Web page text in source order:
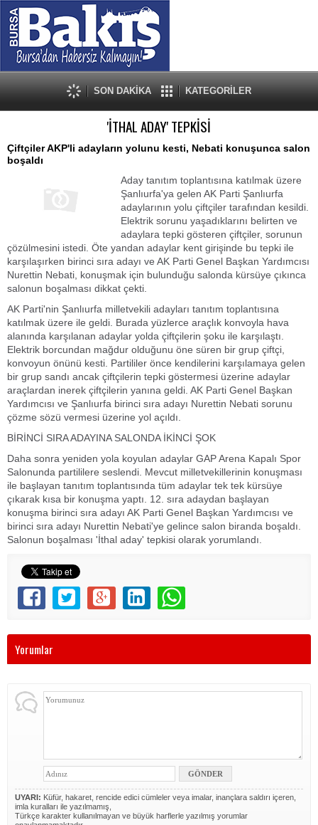
SON DAKİKA KATEGORİLER
'İTHAL ADAY' TEPKİSİ
Çiftçiler AKP'li adayların yolunu kesti, Nebati konuşunca salon
boşaldı
Aday tanıtım toplantısına katılmak üzere
Şanlıurfa'ya gelen AK Parti Şanlıurfa
adaylarının yolu çiftçiler tarafından kesildi.
Elektrik sorunu yaşadıklarını belirten ve
adaylara tepki gösteren çiftçiler, sorunun
çözülmesini istedi. Öte yandan adaylar kent girişinde bu tepki ile
karşılaşırken birinci sıra adayı ve AK Parti Genel Başkan Yardımcısı
Nurettin Nebati, konuşmak için bulunduğu salonda kürsüye çıkınca
salonun boşalması dikkat çekti.
AK Parti'nin Şanlıurfa milletvekili adayları tanıtım toplantısına
katılmak üzere ile geldi. Burada yüzlerce araçlık konvoyla hava
alanında karşılanan adaylar yolda çiftçilerin şoku ile karşılaştı.
Elektrik borcundan mağdur olduğunu öne süren bir grup çiftçi,
konvoyun önünü kesti. Partililer önce kendilerini karşılamaya gelen
bir grup sandı ancak çiftçilerin tepki göstermesi üzerine adaylar
araçlardan inerek çiftçilerin yanına geldi. AK Parti Genel Başkan
Yardımcısı ve Şanlıurfa birinci sıra adayı Nurettin Nebati sorunu
çözme sözü vermesi üzerine yol açıldı.
BİRİNCİ SIRA ADAYINA SALONDA İKİNCİ ŞOK
Daha sonra yeniden yola koyulan adaylar GAP Arena Kapalı Spor
Salonunda partililere seslendi. Mevcut milletvekillerinin konuşması
ile başlayan tanıtım toplantısında tüm adaylar tek tek kürsüye
çıkarak kısa bir konuşma yaptı. 12. sıra adaydan başlayan
konuşma birinci sıra adayı AK Parti Genel Başkan Yardımcısı ve
birinci sıra adayı Nurettin Nebati'ye gelince salon biranda boşaldı.
Salonun boşalması 'İthal aday' tepkisi olarak yorumlandı.
Yorumlar
UYARI: Küfür, hakaret, rencide edici cümleler veya imalar, inançlara saldırı içeren,
imla kuralları ile yazılmamış,
Türkçe karakter kullanılmayan ve büyük harflerle yazılmış yorumlar